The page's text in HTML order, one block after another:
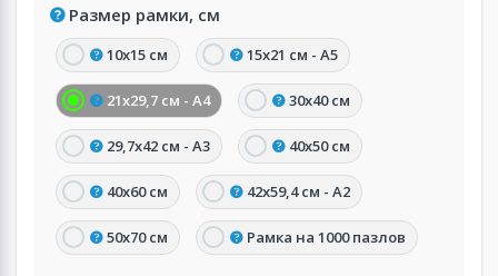
Размер рамки, см
10х15 см 15х21 см - А5
21х29,7 см - А4 30х40 см
29,7х42 см - А3 40х50 см
40х60 см 42х59,4 см - А2
50х70 см Рамка на 1000 пазлов